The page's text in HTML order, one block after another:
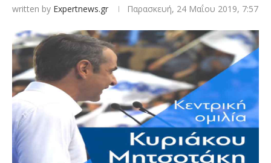
written by Expertnews.gr Παρασκευή, 24 Μαΐου 2019, 7:57